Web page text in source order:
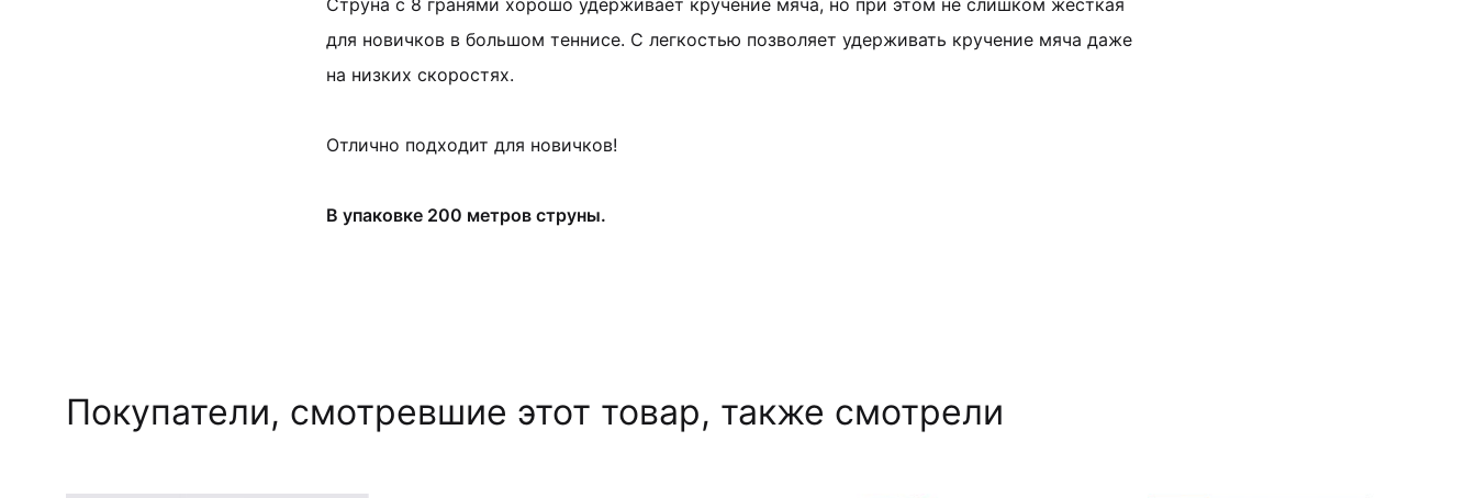
Струна с 8 гранями хорошо удерживает кручение мяча, но при этом не слишком жесткая
для новичков в большом теннисе. С легкостью позволяет удерживать кручение мяча даже
на низких скоростях.
Отлично подходит для новичков!
В упаковке 200 метров струны.
Покупатели, смотревшие этот товар, также смотрели